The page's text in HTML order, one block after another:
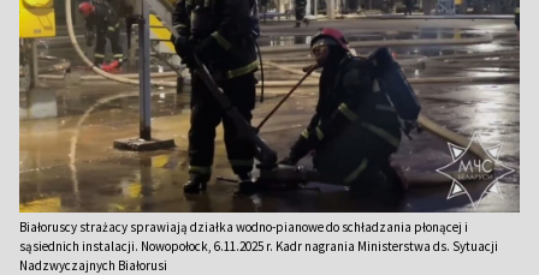
Białoruscy strażacy sprawiają działka wodno-pianowe do schładzania płonącej i
sąsiednich instalacji. Nowopołock, 6.11.2025 r. Kadr nagrania Ministerstwa ds. Sytuacji
Nadzwyczajnych Białorusi